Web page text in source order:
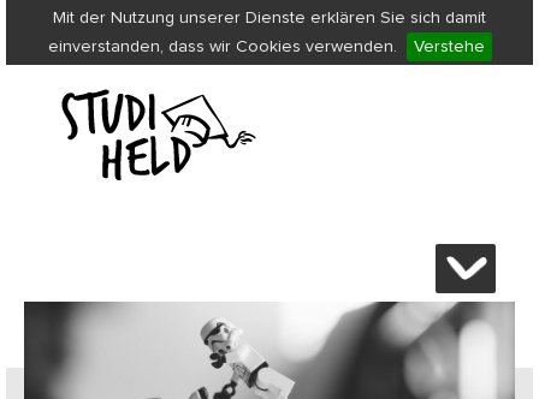
Mit der Nutzung unserer Dienste erklären Sie sich damit
einverstanden, dass wir Cookies verwenden.
Verstehe